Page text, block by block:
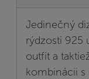
Jedinečný
rýdzosti 925
outfit a
kombinácii s